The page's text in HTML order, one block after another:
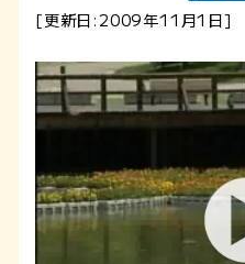
[更新日:2009年11月1日]